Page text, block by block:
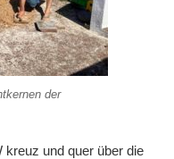
der
kreuz und quer über die